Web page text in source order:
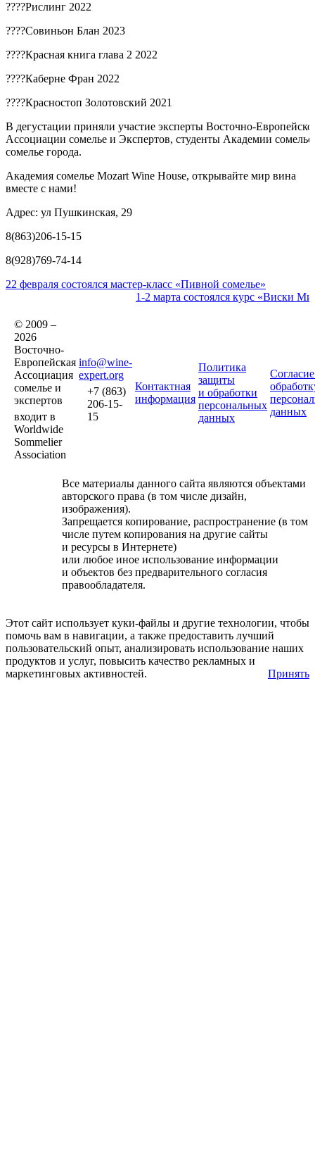
????Рислинг 2022
????Совиньон Блан 2023
????Красная книга глава 2 2022
????Каберне Фран 2022
????Красностоп Золотовский 2021
В дегустации приняли участие эксперты Восточно-
Ассоциации сомелье и Экспертов, студенты Академии
сомелье города.
Академия сомелье Mozart Wine House, открывайте мир вина
вместе с нами!
Адрес: ул Пушкинская, 29
8(863)206-15-15
8(928)769-74-14
22 февраля состоялся мастер-класс «Пивной сомелье»
1-2 марта состоялся курс «Виски
© 2009 –
2026
Восточно-
Европейская
Ассоциация
сомелье и
экспертов
входит в
Worldwide
Sommelier
Association
info@wine-
expert.org
+7 (863)
206-15-
15
Контактная
информация
Политика
защиты
и обработки
персональных
данных
данных
Все материалы данного сайта являются объектами
авторского права (в том числе дизайн,
изображения).
Запрещается копирование, распространение (в том
числе путем копирования на другие сайты
и ресурсы в Интернете)
или любое иное использование информации
и объектов без предварительного согласия
правообладателя.
Этот сайт использует куки-файлы и другие технологии, чтобы
помочь вам в навигации, а также предоставить лучший
пользовательский опыт, анализировать использование наших
продуктов и услуг, повысить качество рекламных и
маркетинговых активностей.
Принять